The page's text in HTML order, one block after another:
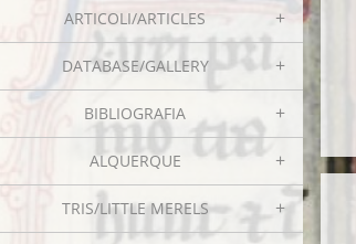
ARTICOLI/ARTICLES
DATABASE/GALLERY
BIBLIOGRAFIA
ALQUERQUE
TRIS/LITTLE MERELS